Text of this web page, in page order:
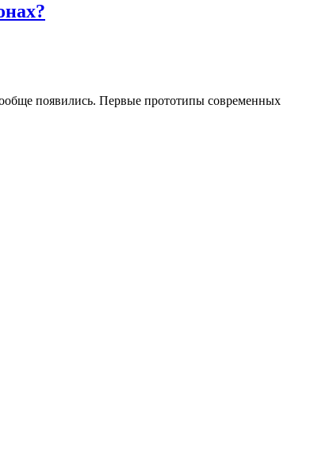
появились. Первые прототипы современных